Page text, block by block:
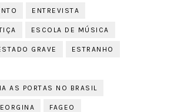
ENTREVISTA
ESCOLA DE MÚSICA
GRAVE ESTRANHO
AS PORTAS NO BRASIL
FAGEO